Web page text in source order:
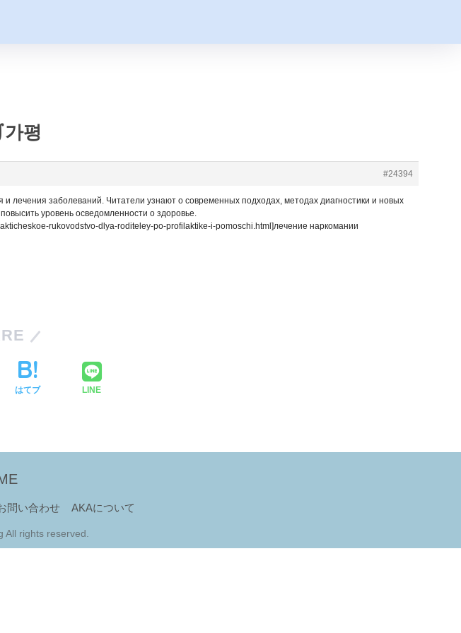
평
#24394
лечения заболеваний. Читатели узнают о современных подходах, методах диагностики и новых
уровень осведомленности о здоровье.
rukovodstvo-dlya-roditeley-po-profilaktike-i-pomoschi.html]лечение наркомании
はてブ LINE
問い合わせ AKAについて
rights reserved.